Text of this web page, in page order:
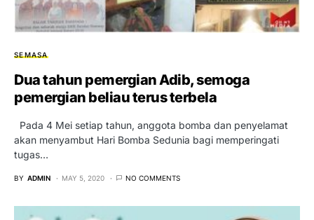
SEMASA
Dua tahun pemergian Adib, semoga
pemergian beliau terus terbela
Pada 4 Mei setiap tahun, anggota bomba dan penyelamat
akan menyambut Hari Bomba Sedunia bagi memperingati
tugas…
BY ADMIN MAY 5, 2020 NO COMMENTS